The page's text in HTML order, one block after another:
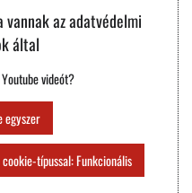
az adatvédelmi
által
videót?
egyszer
típussal: Funkcionális